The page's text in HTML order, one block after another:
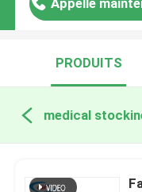
Appelle
PRODUITS
medical